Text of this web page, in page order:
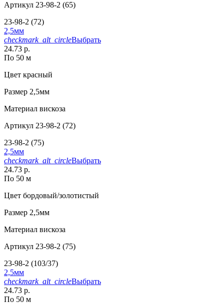
Артикул 23-98-2 (65)
23-98-2 (72)
2,5мм
checkmark_alt_circleВыбрать
24.73 р.
По 50 м
Цвет красный
Размер 2,5мм
Материал вискоза
Артикул 23-98-2 (72)
23-98-2 (75)
2,5мм
checkmark_alt_circleВыбрать
24.73 р.
По 50 м
Цвет бордовый/золотистый
Размер 2,5мм
Материал вискоза
Артикул 23-98-2 (75)
23-98-2 (103/37)
2,5мм
checkmark_alt_circleВыбрать
24.73 р.
По 50 м